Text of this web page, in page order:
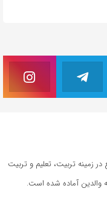
زمینه تربیت، تعلیم و تربیت
والدین آماده شده است.